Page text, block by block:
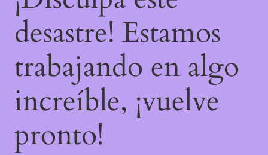
desastre! Estamos
trabajando en algo
increíble, ¡vuelve
pronto!